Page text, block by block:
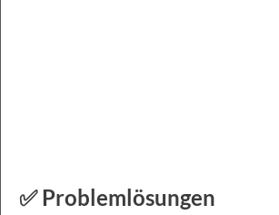
✅ Problemlösungen